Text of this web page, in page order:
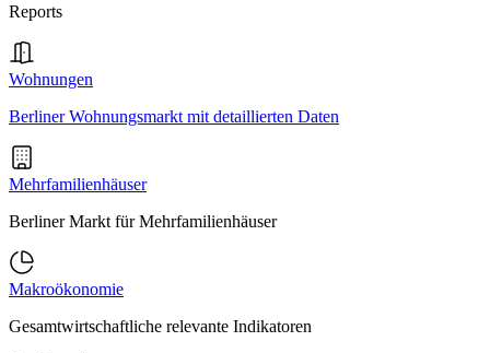
Reports
Wohnungen
Berliner Wohnungsmarkt mit detaillierten Daten
Mehrfamilienhäuser
Berliner Markt für Mehrfamilienhäuser
Makroökonomie
Gesamtwirtschaftliche relevante Indikatoren